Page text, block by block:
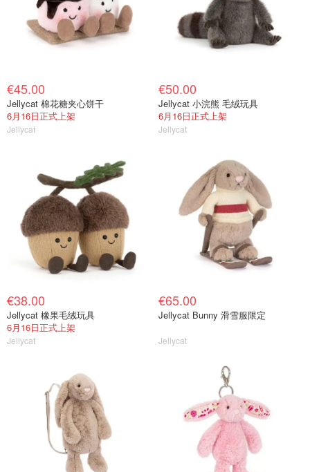
€45.00
Jellycat 棉花糖夹心饼干
6月16日正式上架
Jellycat
€50.00
Jellycat 小浣熊 毛绒玩具
6月16日正式上架
Jellycat
€38.00
Jellycat 橡果毛绒玩具
6月16日正式上架
Jellycat
€65.00
Jellycat Bunny 滑雪服限定
Jellycat